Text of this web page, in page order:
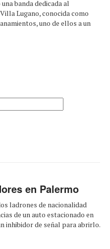
banda dedicada al
Lugano, conocida como
uno de ellos a un
en Palermo
ladrones de nacionalidad
de un auto estacionado en
inhibidor de señal para abrirlo.